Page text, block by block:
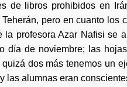
de libros prohibidos en
pero en cuanto
profesora Azar Nafisi se
día de noviembre; las
dos más tenemos un
las alumnas eran